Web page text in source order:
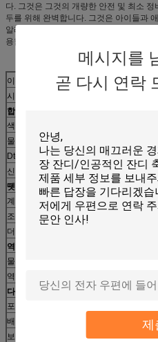
메시지를
곧 다시 연락
제
다. 그것은 그것의 개량한 안전 및 최소
두를 위해 완벽합니다. 그것은 아이들과
알레르기 반응 없이 안전한 환경에 있는
용합니다. 우수한 스포츠 인공적인 잔디
이름
합성 잔디를 정원사
시리즈
합성 잔디를 정원사 노릇을 하기의 털실
색깔
물자
Dtex
9,600
신청
정원, 지붕, 유치원, 수
뗏장
계기
3/8" 3/16"
조밀도
13,650 - 63,000
더미 고도
역행시키기
물자
역행시키기
다른 사람
포장
배달 시간
순서를 확인한 후에
보장
5 - 8 년